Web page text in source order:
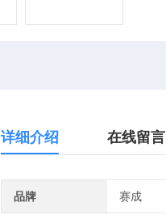
详细介绍 在线留言
品牌 赛成